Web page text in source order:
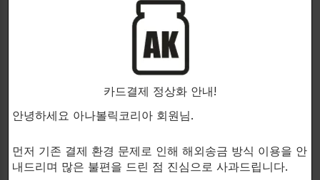
(α‑Hydroxy‑Iso‑caproic
1,500
mg
팔미토일에탄올아미드
600
VitaSport 체리 추출물
500
mg
증 감소, 근
육 회복 지
카드결제 정상화 안내!
안녕하세요 아나볼릭코리아 회원님.
먼저 기존 결제 환경 문제로 인해 해외송금 방식 이용을 안
내드리며 많은 불편을 드린 점 진심으로 사과드립니다.